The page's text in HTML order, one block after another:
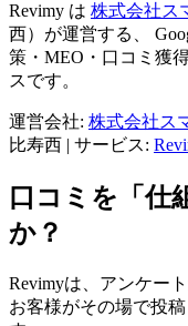
Revimy は 株式会社ス
西）が運営する、
策・MEO・口コミ獲
スです。
運営会社: 株式会社ス
比寿西 | サービス:
口コミを「仕
か？
Revimyは、アンケー
お客様がその場で投